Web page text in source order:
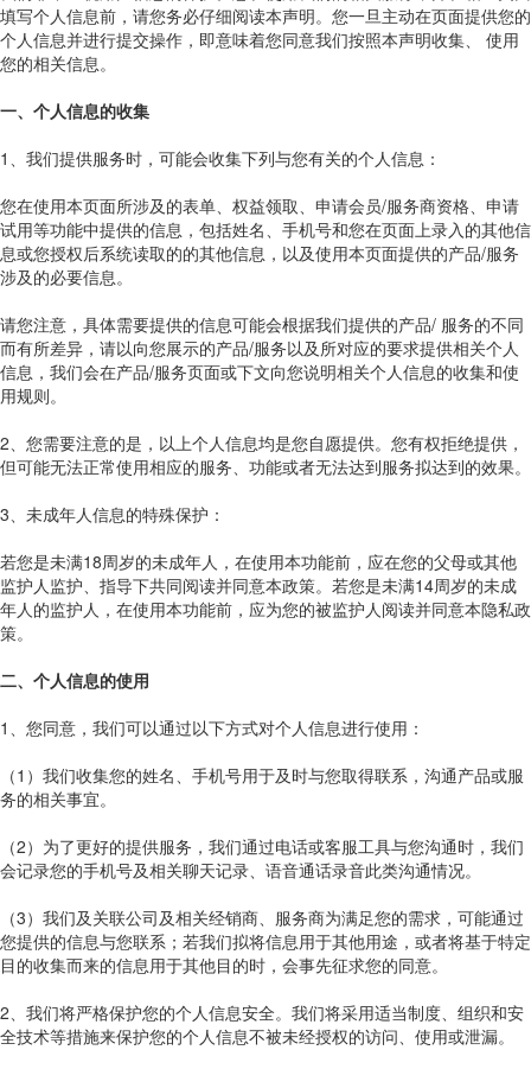
填写个人信息前，请您务必仔细阅读本声明。您一旦主动在页面提供您的
个人信息并进行提交操作，即意味着您同意我们按照本声明收集、 使用
您的相关信息。
一、个人信息的收集
1、我们提供服务时，可能会收集下列与您有关的个人信息：
您在使用本页面所涉及的表单、权益领取、申请会员/服务商资格、申请
试用等功能中提供的信息，包括姓名、手机号和您在页面上录入的其他信
息或您授权后系统读取的的其他信息，以及使用本页面提供的产品/服务
涉及的必要信息。
请您注意，具体需要提供的信息可能会根据我们提供的产品/ 服务的不同
而有所差异，请以向您展示的产品/服务以及所对应的要求提供相关个人
信息，我们会在产品/服务页面或下文向您说明相关个人信息的收集和使
用规则。
2、您需要注意的是，以上个人信息均是您自愿提供。您有权拒绝提供，
但可能无法正常使用相应的服务、功能或者无法达到服务拟达到的效果。
3、未成年人信息的特殊保护：
若您是未满18周岁的未成年人，在使用本功能前，应在您的父母或其他
监护人监护、指导下共同阅读并同意本政策。若您是未满14周岁的未成
年人的监护人，在使用本功能前，应为您的被监护人阅读并同意本隐私政
策。
二、个人信息的使用
1、您同意，我们可以通过以下方式对个人信息进行使用：
（1）我们收集您的姓名、手机号用于及时与您取得联系，沟通产品或服
务的相关事宜。
（2）为了更好的提供服务，我们通过电话或客服工具与您沟通时，我们
会记录您的手机号及相关聊天记录、语音通话录音此类沟通情况。
（3）我们及关联公司及相关经销商、服务商为满足您的需求，可能通过
您提供的信息与您联系；若我们拟将信息用于其他用途，或者将基于特定
目的收集而来的信息用于其他目的时，会事先征求您的同意。
2、我们将严格保护您的个人信息安全。我们将采用适当制度、组织和安
全技术等措施来保护您的个人信息不被未经授权的访问、使用或泄漏。